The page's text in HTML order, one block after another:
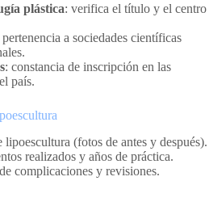
plástica: verifica el título y el centro
pertenencia a sociedades científicas
: constancia de inscripción en las
país.
lipoescultura (fotos de antes y después).
realizados y años de práctica.
complicaciones y revisiones.